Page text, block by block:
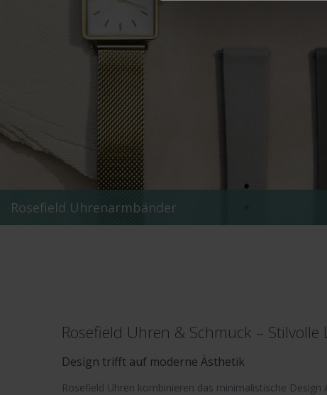
Rosefield Uhrenarmbänder
Rosefield Uhren & Schmuck –
Design trifft auf moderne Ästhetik
Rosefield Uhren kombinieren das minimalistische